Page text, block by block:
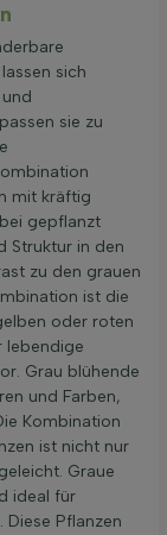
sich
sie zu
mit kräftig
gepflanzt
Struktur in den
zu den grauen
ist die
oder roten
lebendige
Grau blühende
und Farben,
Kombination
ist nicht nur
Graue
ideal für
Pflanzen